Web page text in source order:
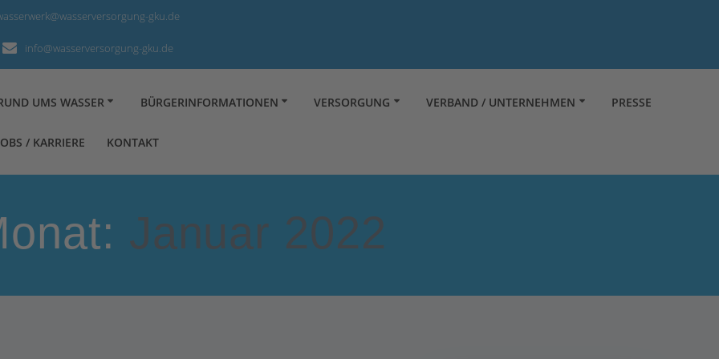
gku.de
info@wasserversorgung-gku.de
UMS WASSER BÜRGERINFORMATIONEN VERSORGUNG VERBAND / UNTERNEHMEN PRESSE
/ KARRIERE KONTAKT
Januar 2022